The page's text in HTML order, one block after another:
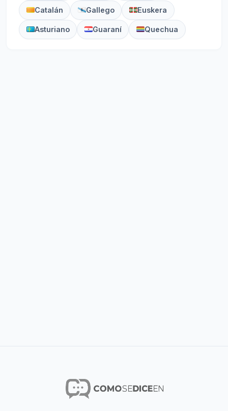
Catalán Gallego Euskera
Asturiano Guaraní Quechua